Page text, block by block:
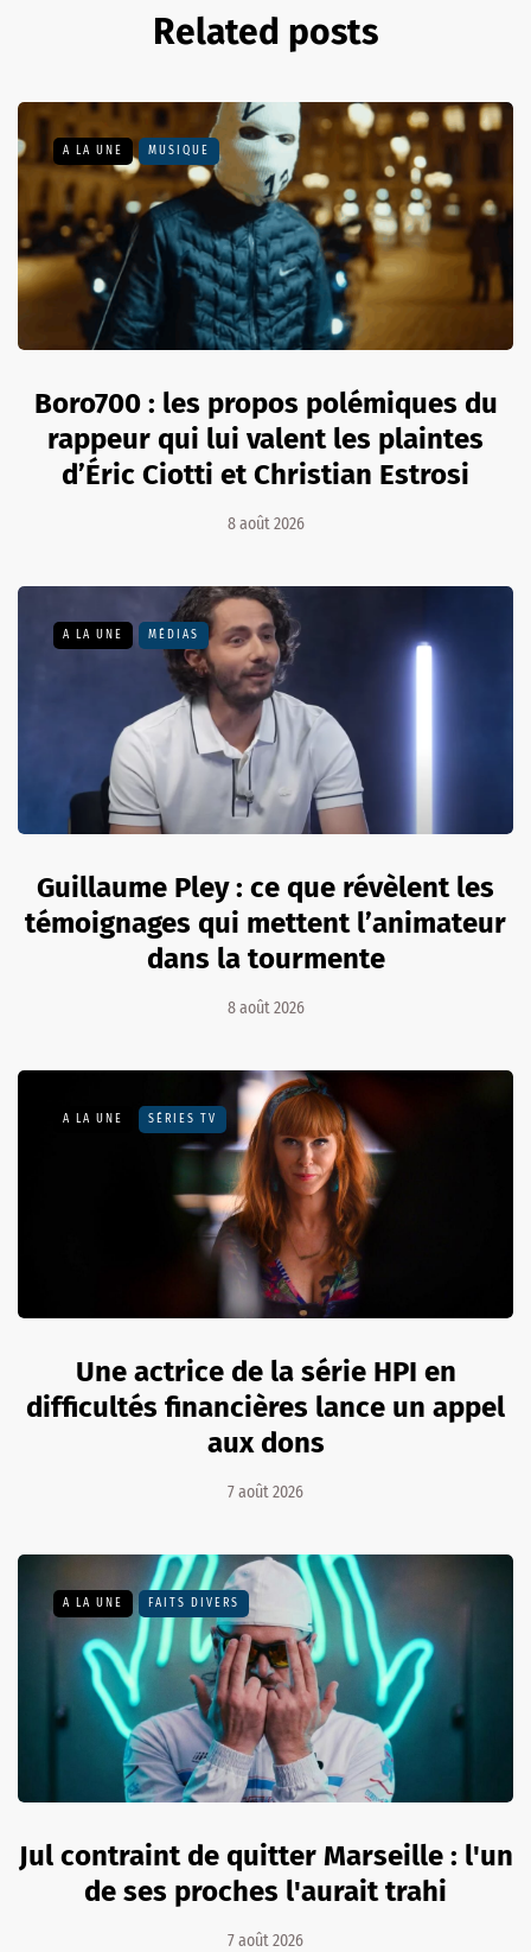
Related posts
A LA UNE MUSIQUE
Boro700 : les propos polémiques du
rappeur qui lui valent les plaintes
d’Éric Ciotti et Christian Estrosi
8 août 2026
A LA UNE MÉDIAS
Guillaume Pley : ce que révèlent les
témoignages qui mettent l’animateur
dans la tourmente
8 août 2026
A LA UNE SÉRIES TV
Une actrice de la série HPI en
difficultés financières lance un appel
aux dons
7 août 2026
A LA UNE FAITS DIVERS
Jul contraint de quitter Marseille : l'un
de ses proches l'aurait trahi
7 août 2026